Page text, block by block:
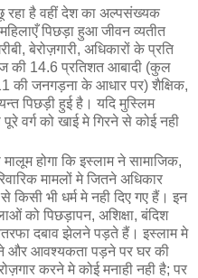
रहा है वहीं देश का अल्पसंख्यक
पिछड़ा हुआ जीवन व्यतीत
बेरोज़गारी, अधिकारों के प्रति
की 14.6 प्रतिशत आबादी (कुल
की जनगड़ना के आधार पर) शैक्षिक,
पिछड़ी हुई है। यदि मुस्लिम
वर्ग को खाई मे गिरने से कोई नही
होगा कि इस्लाम ने सामाजिक,
मामलों मे जितने अधिकार
भी धर्म मे नही दिए गए हैं। इन
को पिछड़ापन, अशिक्षा, बंदिश
दबाव झेलने पड़ते हैं। इस्लाम मे
और आवश्यकता पड़ने पर घर की
करने मे कोई मनाही नही है; पर